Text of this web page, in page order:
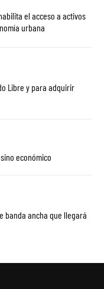
urbana
Libre y para adquirir
económico
banda ancha que llegará